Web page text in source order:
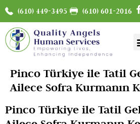
(610) 449-3495 (610) 601-2016
Pinco Türkiye ile Tatil
Ailece Sofra Kurmanın
Pinco Türkiye ile Tatil